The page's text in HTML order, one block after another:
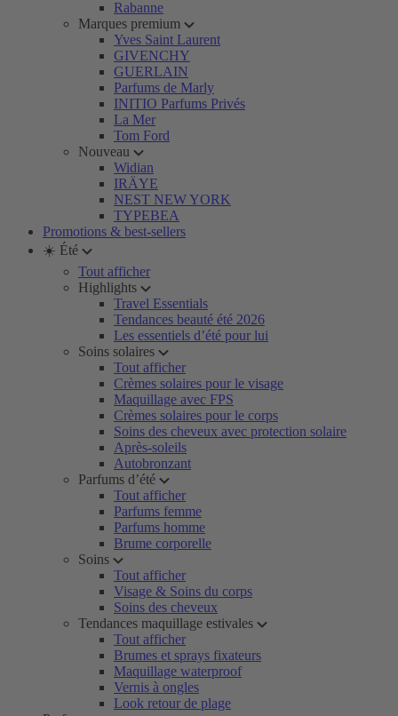
Rabanne
Marques premium
Yves Saint Laurent
GIVENCHY
GUERLAIN
Parfums de Marly
INITIO Parfums Privés
La Mer
Tom Ford
Nouveau
Widian
IRÄYE
NEST NEW YORK
TYPEBEA
Promotions & best-sellers
☀️ Été
Tout afficher
Highlights
Travel Essentials
Tendances beauté été 2026
Les essentiels d’été pour lui
Soins solaires
Tout afficher
Crèmes solaires pour le visage
Maquillage avec FPS
Crèmes solaires pour le corps
Soins des cheveux avec protection solaire
Après-soleils
Autobronzant
Parfums d’été
Tout afficher
Parfums femme
Parfums homme
Brume corporelle
Soins
Tout afficher
Visage & Soins du corps
Soins des cheveux
Tendances maquillage estivales
Tout afficher
Brumes et sprays fixateurs
Maquillage waterproof
Vernis à ongles
Look retour de plage